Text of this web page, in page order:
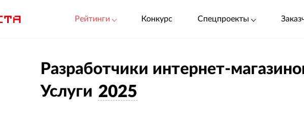
Рейтинги Конкурс Спецпроекты
Разработчики интернет-
Услуги 2025